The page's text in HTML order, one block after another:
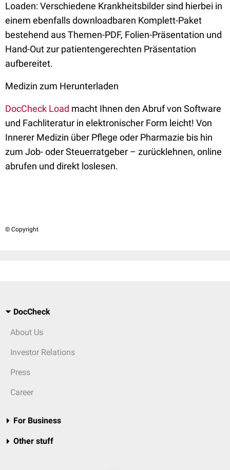
Loaden: Verschiedene Krankheitsbilder sind hierbei in
einem ebenfalls downloadbaren Komplett-Paket
bestehend aus Themen-PDF, Folien-Präsentation und
Hand-Out zur patientengerechten Präsentation
aufbereitet.
Medizin zum Herunterladen
DocCheck Load macht Ihnen den Abruf von Software
und Fachliteratur in elektronischer Form leicht! Von
Innerer Medizin über Pflege oder Pharmazie bis hin
zum Job- oder Steuerratgeber – zurücklehnen, online
abrufen und direkt loslesen.
© Copyright
DocCheck
About Us
Investor Relations
Press
Career
For Business
Other stuff